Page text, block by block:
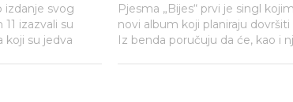
izdanje svog
izazvali su
koji su jedva
Pjesma „Bijes“ prvi je singl
novi album koji planiraju
Iz benda poručuju da će, kao i